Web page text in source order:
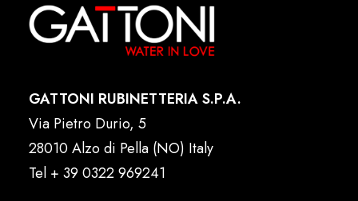
GATTONI RUBINETTERIA S.P.A.
Via Pietro Durio, 5
28010 Alzo di Pella (NO) Italy
Tel + 39 0322 969241